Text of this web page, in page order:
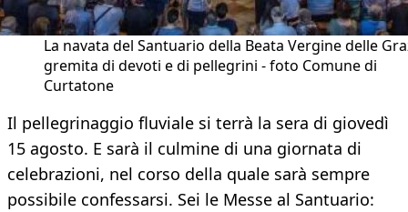
La navata del Santuario della Beata Vergine delle
gremita di devoti e di pellegrini - foto Comune di
Curtatone
Il pellegrinaggio fluviale si terrà la sera di giovedì
15 agosto. E sarà il culmine di una giornata di
celebrazioni, nel corso della quale sarà sempre
possibile confessarsi. Sei le Messe al Santuario: